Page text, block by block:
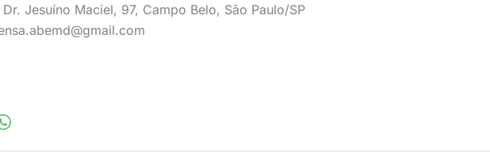
Jesuíno Maciel, 97, Campo Belo, São Paulo/SP